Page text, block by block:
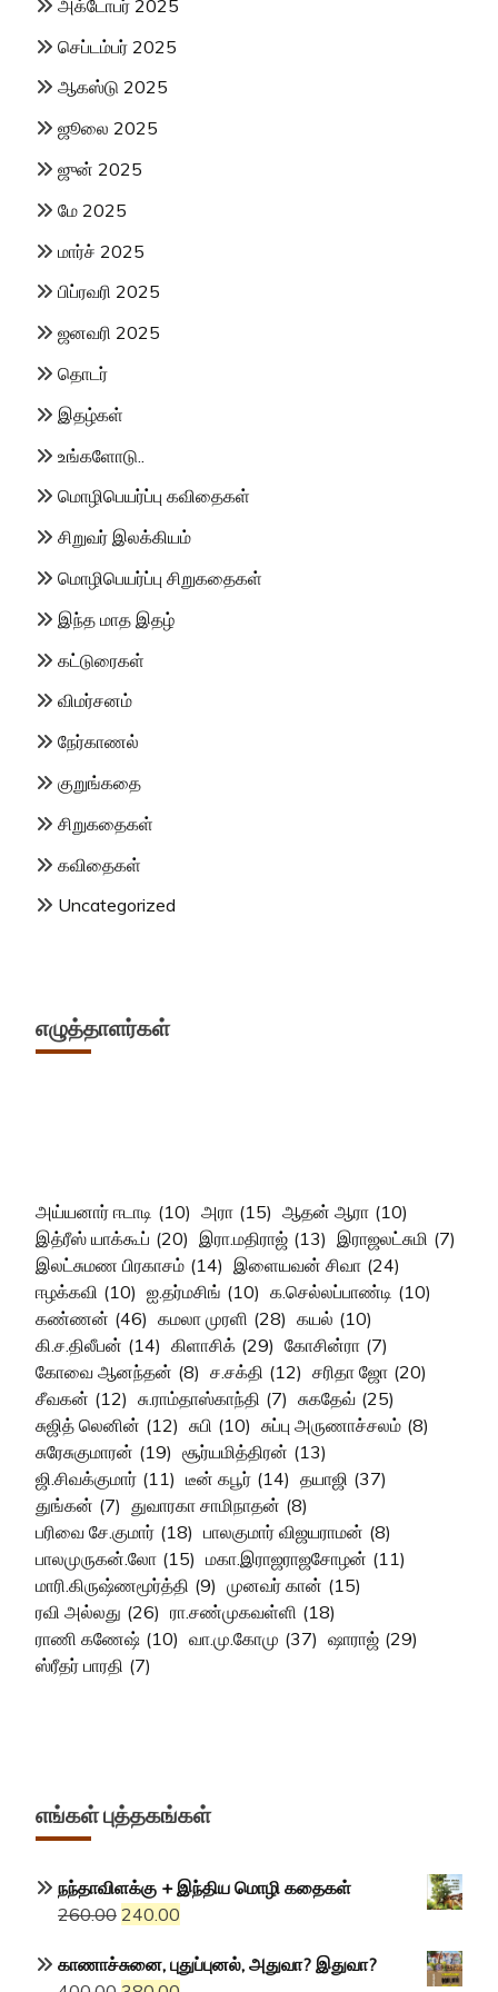
அக்டோபர் 2025
செப்டம்பர் 2025
ஆகஸ்டு 2025
ஜூலை 2025
ஜுன் 2025
மே 2025
மார்ச் 2025
பிப்ரவரி 2025
ஜனவரி 2025
தொடர்
இதழ்கள்
உங்களோடு..
மொழிபெயர்ப்பு கவிதைகள்
சிறுவர் இலக்கியம்
மொழிபெயர்ப்பு சிறுகதைகள்
இந்த மாத இதழ்
கட்டுரைகள்
விமர்சனம்
நேர்காணல்
குறுங்கதை
சிறுகதைகள்
கவிதைகள்
Uncategorized
எழுத்தாளர்கள்
அய்யனார் ஈடாடி (10) அரா (15) ஆதன் ஆரா (10)
இத்ரீஸ் யாக்கூப் (20) இரா.மதிராஜ் (13) இராஜலட்சுமி (7)
இலட்சுமண பிரகாசம் (14) இளையவன் சிவா (24)
ஈழக்கவி (10) ஐ.தர்மசிங் (10) க.செல்லப்பாண்டி (10)
கண்ணன் (46) கமலா முரளி (28) கயல் (10)
கி.ச.திலீபன் (14) கிளாசிக் (29) கோசின்ரா (7)
கோவை ஆனந்தன் (8) ச.சக்தி (12) சரிதா ஜோ (20)
சீவகன் (12) சு.ராம்தாஸ்காந்தி (7) சுகதேவ் (25)
சுஜித் லெனின் (12) சுபி (10) சுப்பு அருணாச்சலம் (8)
சுரேசுகுமாரன் (19) சூர்யமித்திரன் (13)
ஜி.சிவக்குமார் (11) டீன் கபூர் (14) தயாஜி (37)
துங்கன் (7) துவாரகா சாமிநாதன் (8)
பரிவை சே.குமார் (18) பாலகுமார் விஜயராமன் (8)
பாலமுருகன்.லோ (15) மகா.இராஜராஜசோழன் (11)
மாரி.கிருஷ்ணமூர்த்தி (9) முனவர் கான் (15)
ரவி அல்லது (26) ரா.சண்முகவள்ளி (18)
ராணி கணேஷ் (10) வா.மு.கோமு (37) ஷாராஜ் (29)
ஸ்ரீதர் பாரதி (7)
எங்கள் புத்தகங்கள்
நந்தாவிளக்கு + இந்திய மொழி கதைகள்
260.00 Original
was:
240.00
is:
காணாச்சுனை, புதுப்புனல், அதுவா? இதுவா?